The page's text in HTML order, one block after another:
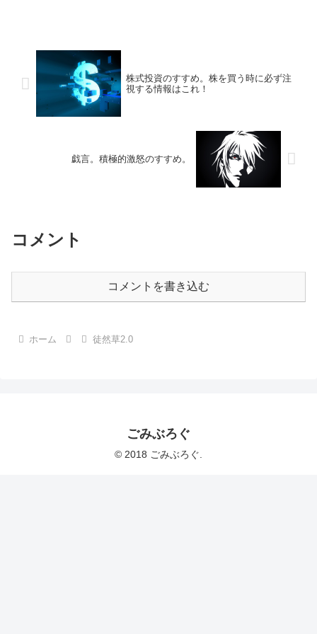
株式投資のすすめ。株を買う時に必ず注
視する情報はこれ！
戯言。積極的激怒のすすめ。
コメント
コメントを書き込む
ホーム 徒然草2.0
ごみぶろぐ
© 2018 ごみぶろぐ.